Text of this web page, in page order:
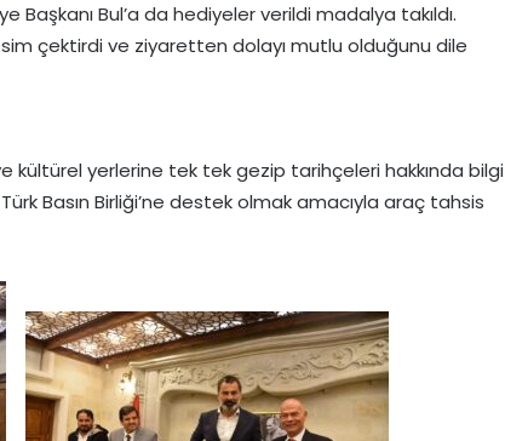
Başkanı Bul’a da hediyeler verildi madalya takıldı.
çektirdi ve ziyaretten dolayı mutlu olduğunu dile
kültürel yerlerine tek tek gezip tarihçeleri hakkında bilgi
Basın Birliği’ne destek olmak amacıyla araç tahsis